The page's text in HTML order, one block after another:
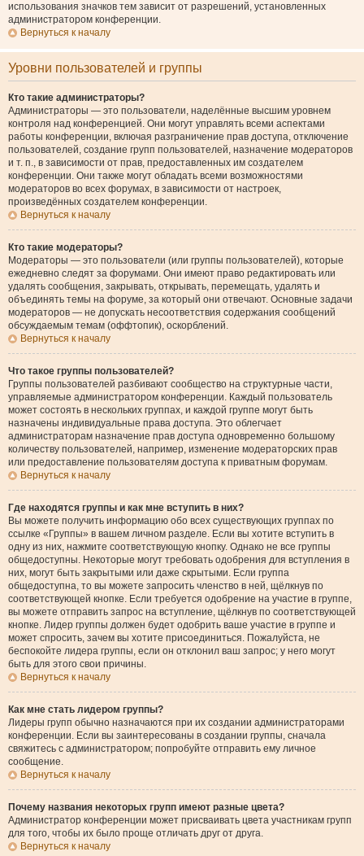
использования значков тем зависит от разрешений, установленных
администратором конференции.
Вернуться к началу
Уровни пользователей и группы
Кто такие администраторы?
Администраторы — это пользователи, наделённые высшим уровнем
контроля над конференцией. Они могут управлять всеми аспектами
работы конференции, включая разграничение прав доступа, отключение
пользователей, создание групп пользователей, назначение модераторов
и т. п., в зависимости от прав, предоставленных им создателем
конференции. Они также могут обладать всеми возможностями
модераторов во всех форумах, в зависимости от настроек,
произведённых создателем конференции.
Вернуться к началу
Кто такие модераторы?
Модераторы — это пользователи (или группы пользователей), которые
ежедневно следят за форумами. Они имеют право редактировать или
удалять сообщения, закрывать, открывать, перемещать, удалять и
объединять темы на форуме, за который они отвечают. Основные задачи
модераторов — не допускать несоответствия содержания сообщений
обсуждаемым темам (оффтопик), оскорблений.
Вернуться к началу
Что такое группы пользователей?
Группы пользователей разбивают сообщество на структурные части,
управляемые администратором конференции. Каждый пользователь
может состоять в нескольких группах, и каждой группе могут быть
назначены индивидуальные права доступа. Это облегчает
администраторам назначение прав доступа одновременно большому
количеству пользователей, например, изменение модераторских прав
или предоставление пользователям доступа к приватным форумам.
Вернуться к началу
Где находятся группы и как мне вступить в них?
Вы можете получить информацию обо всех существующих группах по
ссылке «Группы» в вашем личном разделе. Если вы хотите вступить в
одну из них, нажмите соответствующую кнопку. Однако не все группы
общедоступны. Некоторые могут требовать одобрения для вступления в
них, могут быть закрытыми или даже скрытыми. Если группа
общедоступна, то вы можете запросить членство в ней, щёлкнув по
соответствующей кнопке. Если требуется одобрение на участие в группе,
вы можете отправить запрос на вступление, щёлкнув по соответствующей
кнопке. Лидер группы должен будет одобрить ваше участие в группе и
может спросить, зачем вы хотите присоединиться. Пожалуйста, не
беспокойте лидера группы, если он отклонил ваш запрос; у него могут
быть для этого свои причины.
Вернуться к началу
Как мне стать лидером группы?
Лидеры групп обычно назначаются при их создании администраторами
конференции. Если вы заинтересованы в создании группы, сначала
свяжитесь с администратором; попробуйте отправить ему личное
сообщение.
Вернуться к началу
Почему названия некоторых групп имеют разные цвета?
Администратор конференции может присваивать цвета участникам групп
для того, чтобы их было проще отличать друг от друга.
Вернуться к началу